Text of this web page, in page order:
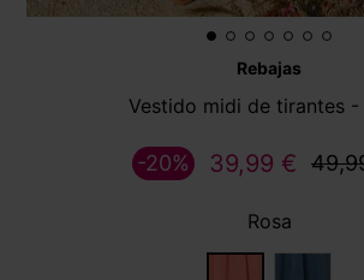
Rebajas
Vestido midi de tirantes -
39,99 €
-20%
Rosa